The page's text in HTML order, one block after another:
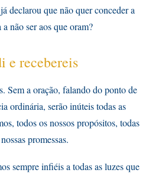
declarou que não quer conceder a
a não ser aos que oram?
e recebereis
Sem a oração, falando do ponto de
ordinária, serão inúteis todas as
todos os nossos propósitos, todas
promessas.
sempre infiéis a todas as luzes que